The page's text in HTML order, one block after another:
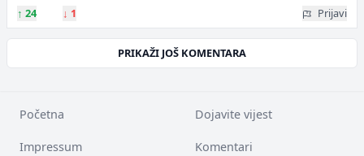
↑ 24 ↓ 1 Prijavi
PRIKAŽI JOŠ KOMENTARA
Početna Dojavite vijest
Impressum Komentari